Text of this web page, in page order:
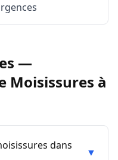
—
Moisissures à
dans
▼